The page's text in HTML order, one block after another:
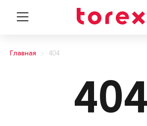
Главная 404
404